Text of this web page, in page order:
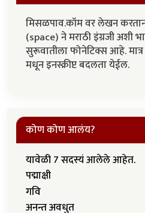
मिसळपाव.कॉम वर लेखन
(space) ने मराठी इंग्रजी अशी
सुरूवातीला फोनेटिक्स आहे.
मधून इनस्क्रीप्ट बदलता येईल.
कोण कोण आलंय?
यावेळी 7 सदस्यं आलेले आहेत.
पद्माक्षी
गवि
अनन्त अवधुत